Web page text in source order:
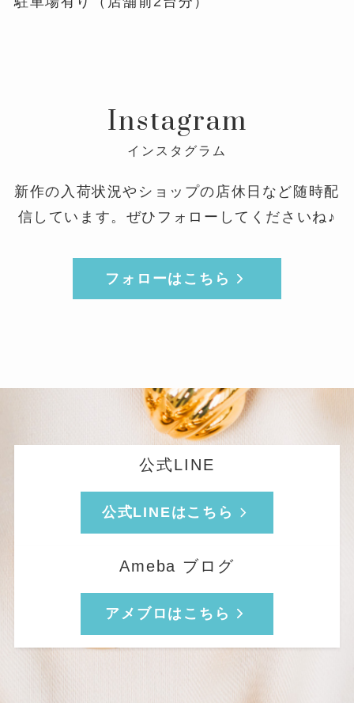
Instagram
インスタグラム
新作の入荷状況やショップの店休日など随時配
信しています。ぜひフォローしてくださいね♪
フォローはこちら
公式LINE
公式LINEはこちら
Ameba ブログ
アメブロはこちら